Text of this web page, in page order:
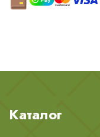
Каталог